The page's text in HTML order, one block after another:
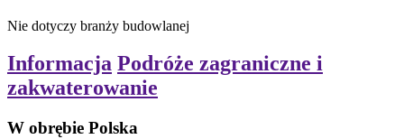
Nie dotyczy branży budowlanej
Informacja Podróże zagraniczne i
zakwaterowanie
W obrębie Polska